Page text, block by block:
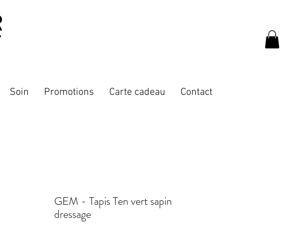
Soin Promotions Carte cadeau Contact
GEM - Tapis Ten vert sapin
dressage